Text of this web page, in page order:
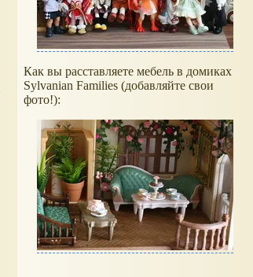
Как вы расставляете мебель в домиках
Sylvanian Families (добавляйте свои
фото!):